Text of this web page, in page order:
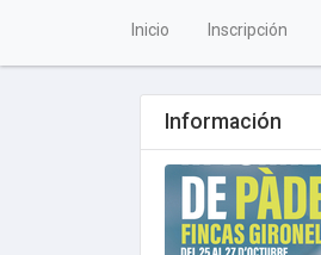
Inicio Inscripción
Información